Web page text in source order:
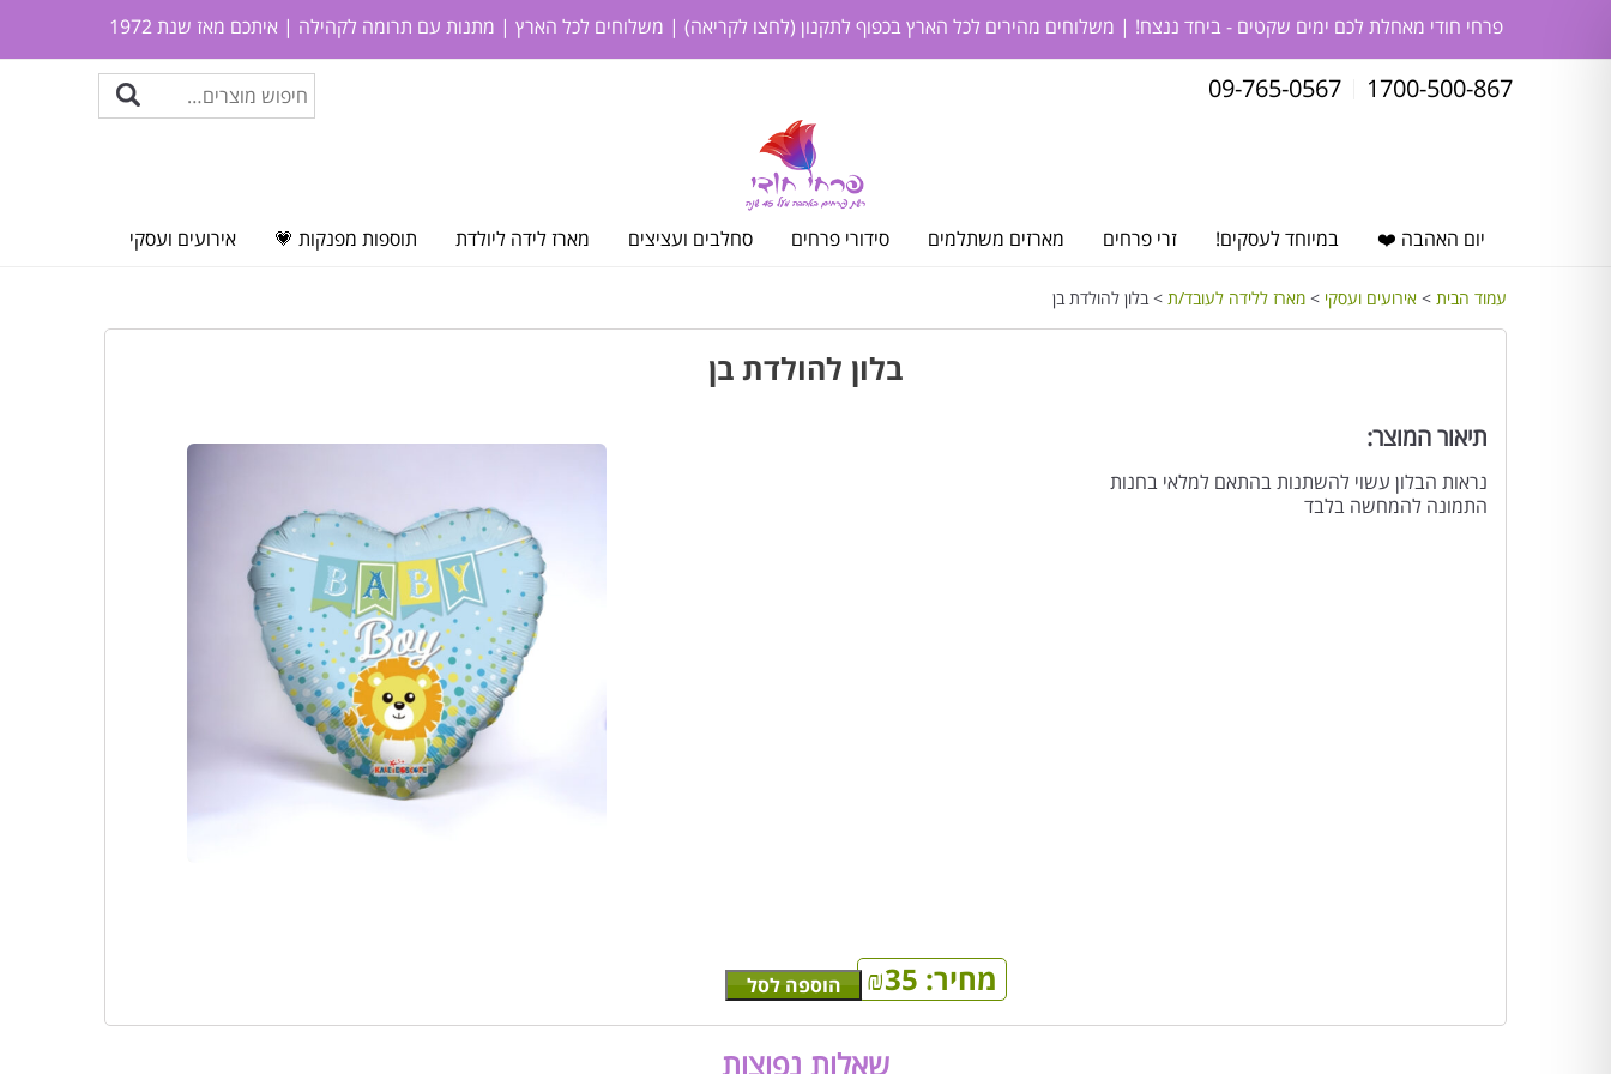
פרחי חודי מאחלת לכם ימים שקטים - ביחד ננצח! | משלוחים מהירים לכל הארץ בכפוף לתקנון (לחצו לקריאה) | משלוחים לכל הארץ | מתנות עם תרומה לקהילה | איתכם מאז שנת 1972
1700-500-867
09-765-0567
יום האהבה ❤️ במיוחד לעסקים! זרי פרחים מארזים משתלמים סידורי פרחים סחלבים ועציצים מארז לידה ליולדת תוספות מפנקות 💗 אירועים ועסקי
עמוד הבית > אירועים ועסקי > מארז ללידה לעובד/ת > בלון להולדת בן
בלון להולדת בן
תיאור המוצר:
נראות הבלון עשוי להשתנות בהתאם למלאי בחנות
התמונה להמחשה בלבד
מחיר: ₪35 הוספה לסל
שאלות נפוצות